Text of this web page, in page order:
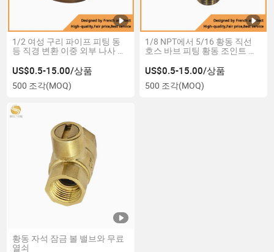
1/2 여성 구리 파이프 피팅 동
등 직경 변환 이중 외부 나사 연
US$0.5-15.00/상품
500 조각(MOQ)
1/8 NPT에서 5/16 황동 직선
호스 바브 피팅 황동 조인트 파
US$0.5-15.00/상품
500 조각(MOQ)
황동 자석 잠금 볼 밸브와 무료
열쇠